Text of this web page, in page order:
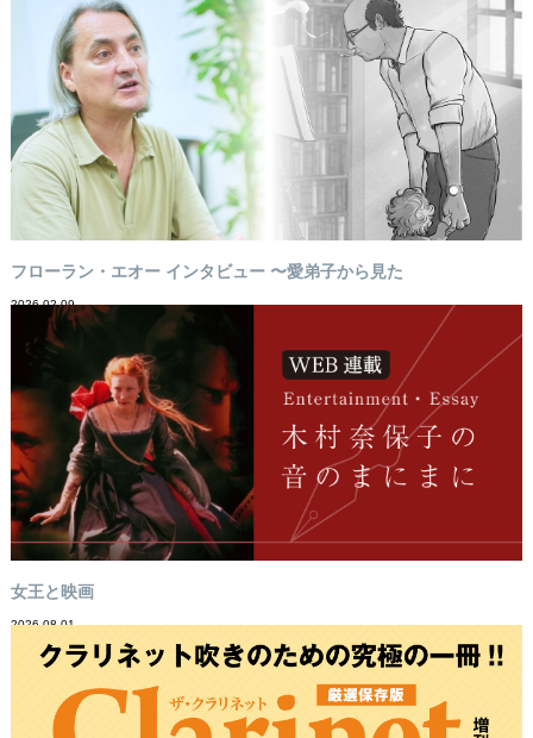
フローラン・エオー インタビュー 〜愛弟子から見た
2026-02-09
女王と映画
2026-08-01